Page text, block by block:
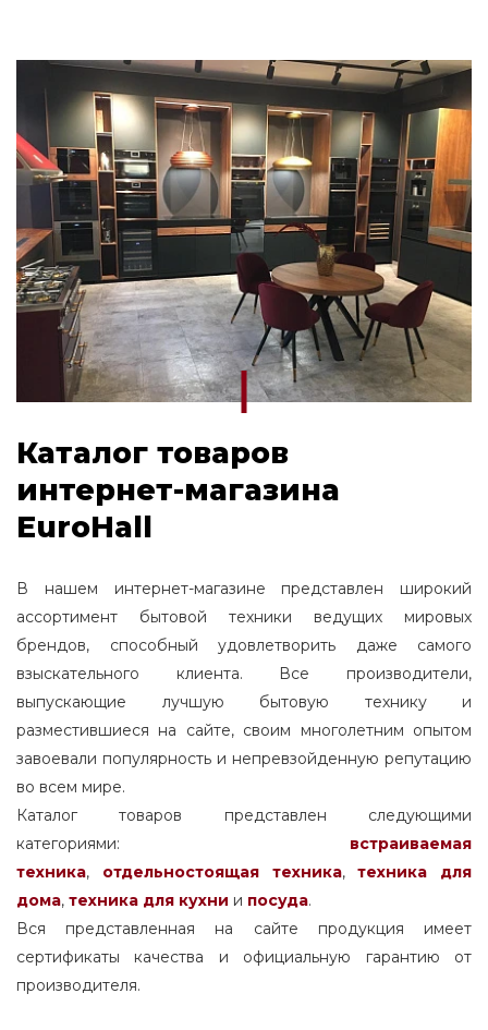
Каталог товаров
интернет-магазина
EuroHall
В нашем интернет-магазине представлен широкий
ассортимент бытовой техники ведущих мировых
брендов, способный удовлетворить даже самого
взыскательного клиента. Все производители,
выпускающие лучшую бытовую технику и
разместившиеся на сайте, своим многолетним опытом
завоевали популярность и непревзойденную репутацию
во всем мире.
Каталог товаров представлен следующими
категориями: встраиваемая
техника, отдельностоящаятехника,
техника для
дома, техника для кухни и посуда.
Вся представленная на сайте продукция имеет
сертификаты качества и официальную гарантию от
производителя.